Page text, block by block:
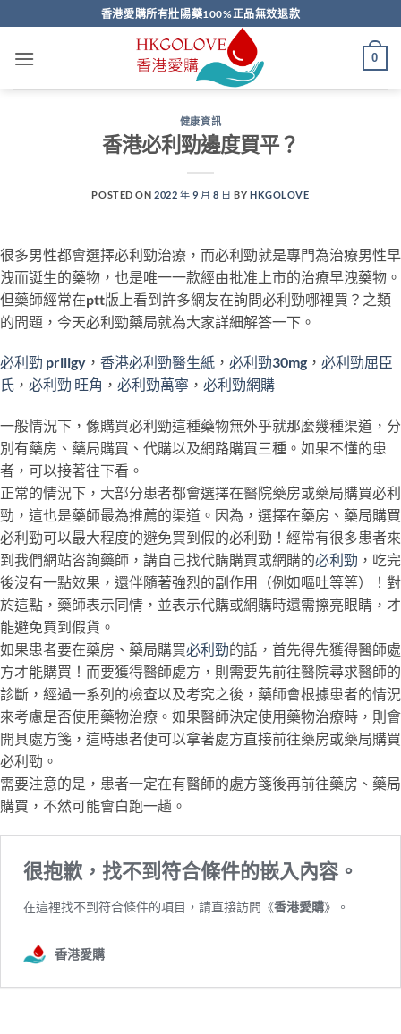
to
content
香港愛購所有壯陽藥100%正品無效退款
0
健康資訊
香港必利勁邊度買平？
POSTED ON2022 年 9 月 8 日 BYHKGOLOVE
很多男性都會選擇必利勁治療，而必利勁就是專門為治療男性早
洩而誕生的藥物，也是唯一一款經由批准上市的治療早洩藥物。
但藥師經常在ptt版上看到許多網友在詢問必利勁哪裡買？之類
的問題，今天必利勁藥局就為大家詳細解答一下。
必利勁 priligy ， 香港必利勁醫生紙 ， 必利勁30mg ， 必利勁屈臣
氏 ， 必利勁 旺角 ， 必利勁萬寧 ， 必利勁網購
一般情況下，像購買必利勁這種藥物無外乎就那麼幾種渠道，分
別有藥房、藥局購買、代購以及網路購買三種。如果不懂的患
者，可以接著往下看。
正常的情況下，大部分患者都會選擇在醫院藥房或藥局購買必利
勁，這也是藥師最為推薦的渠道。因為，選擇在藥房、藥局購買
必利勁可以最大程度的避免買到假的必利勁！經常有很多患者來
到我們網站咨詢藥師，講自己找代購購買或網購的必利勁 ，吃完
後沒有一點效果，還伴隨著強烈的副作用（例如嘔吐等等）！對
於這點，藥師表示同情，並表示代購或網購時還需擦亮眼睛，才
能避免買到假貨。
如果患者要在藥房、藥局購買必利勁的話，首先得先獲得醫師處
方才能購買！而要獲得醫師處方，則需要先前往醫院尋求醫師的
診斷，經過一系列的檢查以及考究之後，藥師會根據患者的情況
來考慮是否使用藥物治療。如果醫師決定使用藥物治療時，則會
開具處方箋，這時患者便可以拿著處方直接前往藥房或藥局購買
必利勁。
需要注意的是，患者一定在有醫師的處方箋後再前往藥房、藥局
購買，不然可能會白跑一趟。